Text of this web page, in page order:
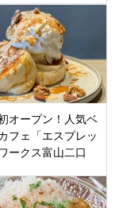
南中央に日オープ
オープン！人気ベ
フェ「エスプレッ
ークス富山二口